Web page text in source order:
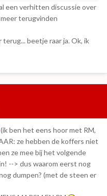
een verhitten discussie over
terugvinden
beetje raar ja. Ok, ik
(ik ben het eens hoor met RM,
ze hebben de koffers niet
ze mee bij het volgende
--> dus waarom eerst nog
dumpen? (met de steen er